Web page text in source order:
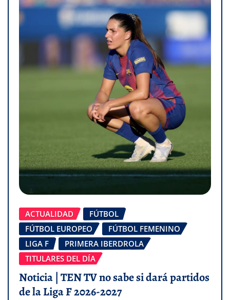
ACTUALIDAD
FÚTBOL
FÚTBOL EUROPEO
FÚTBOL FEMENINO
LIGA F
PRIMERA IBERDROLA
TITULARES DEL DÍA
Noticia | TEN TV no sabe si dará partidos
de la Liga F 2026-2027